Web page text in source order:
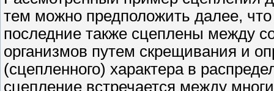
тем можно предположить далее,
последние также сцеплены между
организмов путем скрещивания и
(сцепленного) характера в
сцепление встречается между